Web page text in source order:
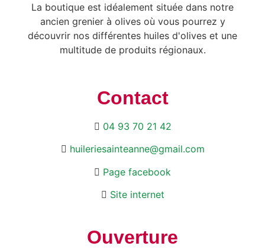
La boutique est idéalement située dans notre
ancien grenier à olives où vous pourrez y
découvrir nos différentes huiles d'olives et une
multitude de produits régionaux.
Contact
04 93 70 21 42
huileriesainteanne@gmail.com
Page facebook
Site internet
Ouverture